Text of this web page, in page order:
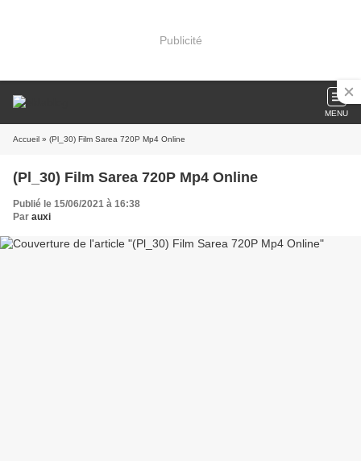
Publicité
MENU
Accueil » (Pl_30) Film Sarea 720P Mp4 Online
(Pl_30) Film Sarea 720P Mp4 Online
Publié le 15/06/2021 à 16:38
Par auxi